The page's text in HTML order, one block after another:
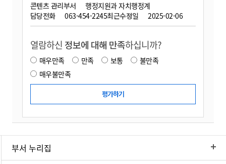
콘텐츠 관리부서
행정지원과 자치행정계
담당전화
063-454-2245최근수정일 2025-02-06
열람하신 정보에 대해 만족하십니까?
매우만족 만족 보통
불만족
매우불만족
부서 누리집